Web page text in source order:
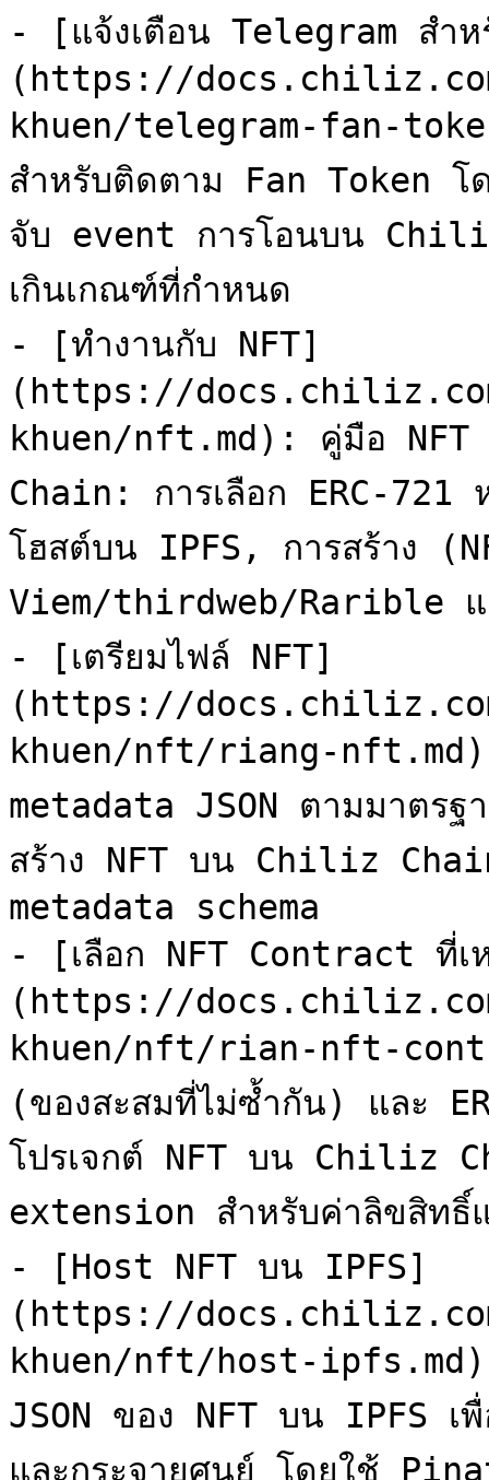
- [แจ้งเตือน Telegram สำ
(https://
khuen/telegram-fan-
สำหรับติดตาม Fan Token
จับ event การโอนบน
เกินเกณฑ์ที่กำหนด
- [ทำงานกับ NFT]
(https://
khuen/nft.md): คู่มือ NFT
Chain: การเลือก ERC-
โฮสต์บน IPFS, การสร้าง
Viem/thirdweb/Rarible แล
- [เตรียมไฟล์ NFT]
(https://
khuen/nft/riang-nft.md):
metadata JSON ตามมาตรฐ
สร้าง NFT บน Chiliz
metadata schema
- [เลือก NFT Contract ที่เ
(https://
khuen/nft/rian-nft-
(ของสะสมที่ไม่ซ้ำกัน) และ
โปรเจกต์ NFT บน Chiliz
extension สำหรับค่าลิขสิทธิ์
- [Host NFT บน IPFS]
(https://
khuen/nft/host-ipfs.md):
JSON ของ NFT บน IPFS เ
และกระจายศูนย์ โดยใช้